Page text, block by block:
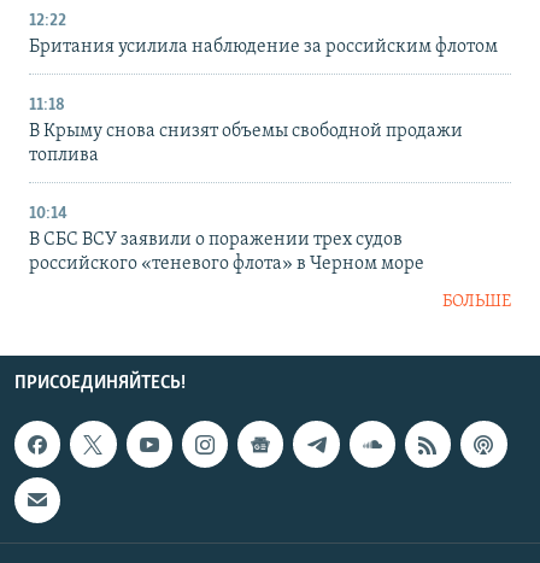
12:22
Британия усилила наблюдение за российским флотом
11:18
В Крыму снова снизят объемы свободной продажи
топлива
10:14
В СБС ВСУ заявили о поражении трех судов
российского «теневого флота» в Черном море
БОЛЬШЕ
ПРИСОЕДИНЯЙТЕСЬ!